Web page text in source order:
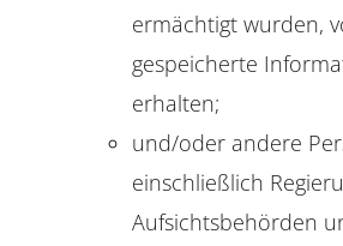
ermächtigt wurden,
gespeicherte
erhalten;
und/oder andere
einschließlich
Aufsichtsbehörden